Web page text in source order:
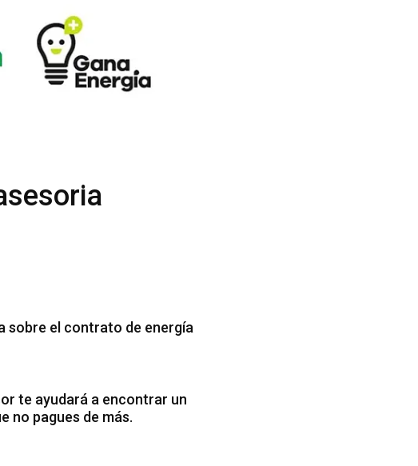
sobre el contrato de energía
te ayudará a encontrar un
no pagues de más.